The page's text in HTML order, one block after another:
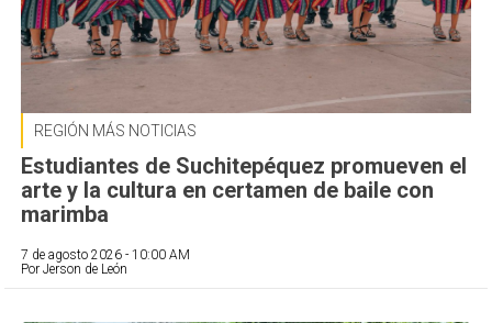
REGIÓN MÁS NOTICIAS
Estudiantes de Suchitepéquez promueven el
arte y la cultura en certamen de baile con
marimba
7 de agosto 2026 - 10:00 AM
Por Jerson de León